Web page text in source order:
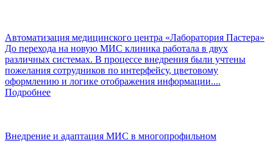
Автоматизация медицинского центра «Лаборатория Пастера»
До перехода на новую МИС клиника работала в двух
различных системах. В процессе внедрения были учтены
пожелания сотрудников по интерфейсу, цветовому
оформлению и логике отображения информации....
Подробнее
Внедрение и адаптация МИС в многопрофильном